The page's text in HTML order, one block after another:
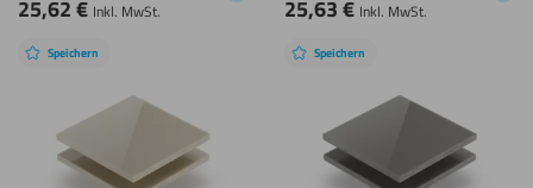
25,62€ Inkl. MwSt. 25,63€ Inkl. MwSt.
Speichern Speichern